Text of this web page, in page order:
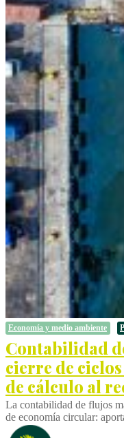
Economía y medio ambiente
Contabilidad
cierre de
de cálculo al
La contabilidad de flujos
de economía circular: